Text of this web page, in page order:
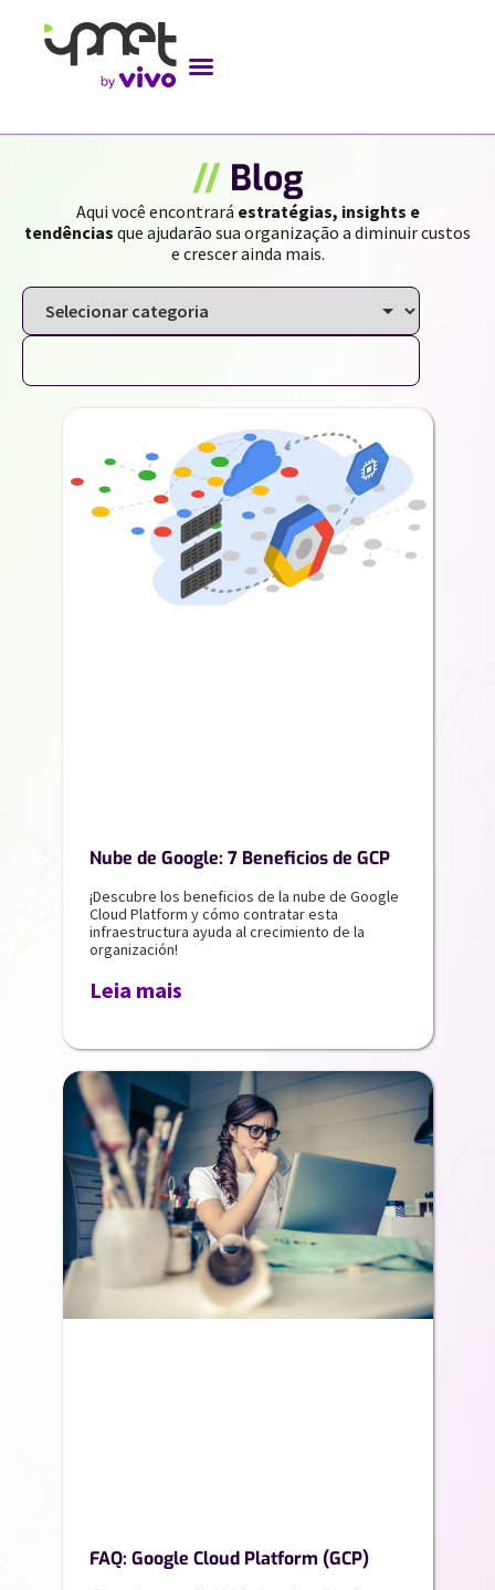
// Blog
Aqui você encontrará estratégias, insights e
tendências que ajudarão sua organização a diminuir custos
e crescer ainda mais.
Nube de Google: 7 Beneficios de GCP
¡Descubre los beneficios de la nube de Google
Cloud Platform y cómo contratar esta
infraestructura ayuda al crecimiento de la
organización!
Leia mais
FAQ: Google Cloud Platform (GCP)